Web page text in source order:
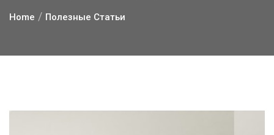
Home Полезные Статьи